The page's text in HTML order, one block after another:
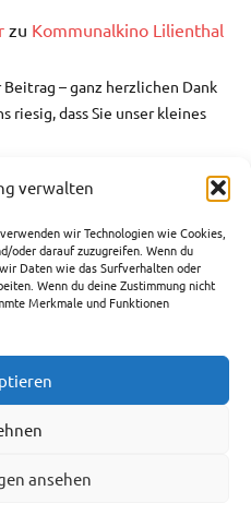
verwalten
wir Technologien wie Cookies,
oder darauf zuzugreifen. Wenn du
Daten wie das Surfverhalten oder
Wenn du deine Zustimmung nicht
Merkmale und Funktionen
ansehen
zu Kommunalkino Lilienthal
– ganz herzlichen Dank
riesig, dass Sie unser kleines
Lust auf
einer VHS-Bildungszeit bei
Rath. Hat mir sehr gefallen